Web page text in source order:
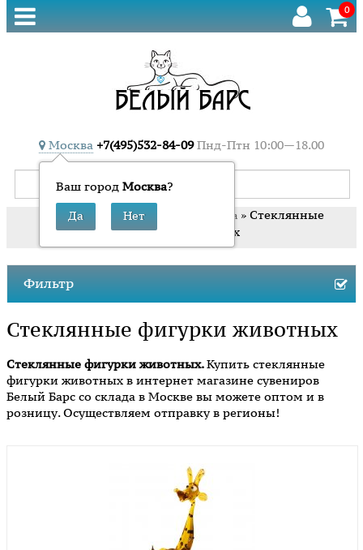
0
Москва
Ваш город Москва?
+7(495)532-84-09 Пнд-Птн 10:00—18.00
Главная» Сувениры» Фигурки из стекла» Стеклянные
фигурки животных
Фильтр
Стеклянные фигурки животных
Стеклянные фигурки животных.Купить стеклянные
фигурки животных в интернет магазине сувениров
Белый Барс со склада в Москве вы можете оптом и в
розницу. Осуществляем отправку в регионы!